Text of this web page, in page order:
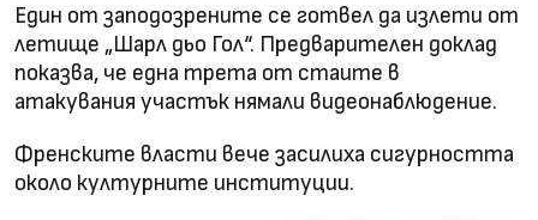
Един от заподозрените се готвел да излети от
летище „Шарл дьо Гол“. Предварителен доклад
показва, че една трета от стаите в
атакувания участък нямали видеонаблюдение.
Френските власти вече засилиха сигурността
около културните институции.